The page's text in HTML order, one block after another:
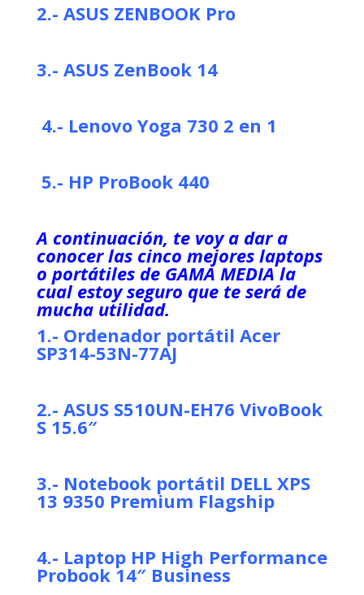
2.- ASUS ZENBOOK Pro
3.- ASUS ZenBook 14
4.- Lenovo Yoga 730 2 en 1
5.- HP ProBook 440
A continuación, te voy a dar a
conocer las cinco mejores laptops
o portátiles de GAMA MEDIA la
cual estoy seguro que te será de
mucha utilidad.
1.- Ordenador portátil Acer
SP314-53N-77AJ
2.- ASUS S510UN-EH76 VivoBook
S 15.6″
3.- Notebook portátil DELL XPS
13 9350 Premium Flagship
4.- Laptop HP High Performance
Probook 14″ Business